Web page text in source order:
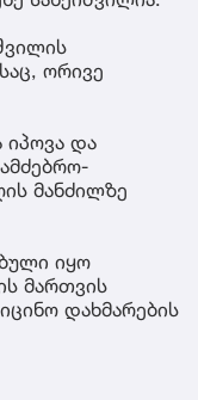
ორივე
იპოვა და
მანძილზე
იყო
მართვის
დახმარების